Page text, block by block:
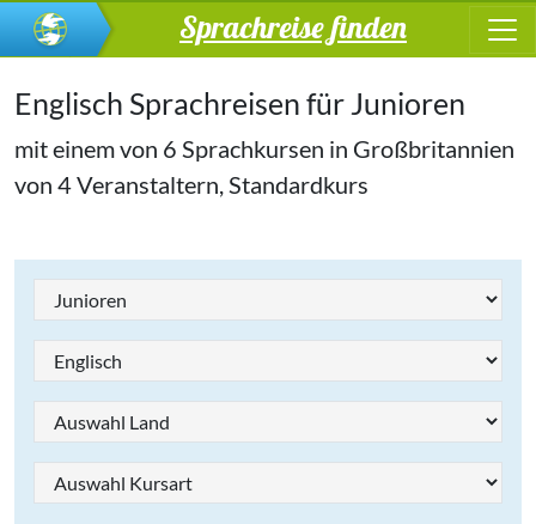
Sprachreise finden
Englisch Sprachreisen für Junioren
mit einem von 6 Sprachkursen in Großbritannien
von 4 Veranstaltern, Standardkurs